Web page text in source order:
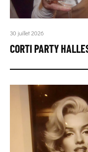
30 juillet 2026
CORTI PARTY